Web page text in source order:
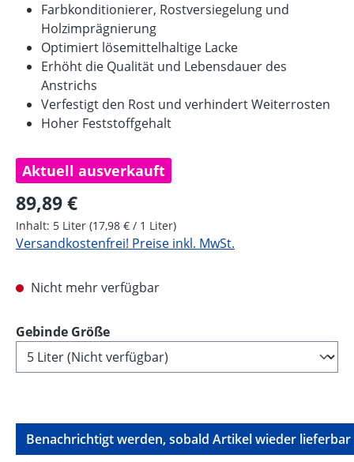
Farbkonditionierer, Rostversiegelung und
Holzimprägnierung
Optimiert lösemittelhaltige Lacke
Erhöht die Qualität und Lebensdauer des
Anstrichs
Verfestigt den Rost und verhindert Weiterrosten
Hoher Feststoffgehalt
Aktuell ausverkauft
Regulärer Preis:
89,89 €
Inhalt: 5 Liter (17,98 € / 1 Liter)
Versandkostenfrei! Preise inkl. MwSt.
Nicht mehr verfügbar
Gebinde Größeauswählen
Benachrichtigt werden, sobald Artikel wieder lieferbar